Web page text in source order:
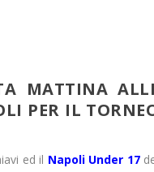
MATTINA
PER IL
ed il Napoli Under 17